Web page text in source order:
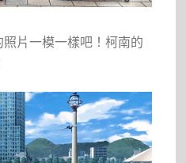
片一模一樣吧！柯南的